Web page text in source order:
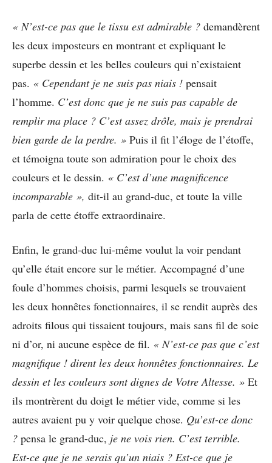
« N’est-ce pas que le tissu est admirable ? demandèrent
les deux imposteurs en montrant et expliquant le
superbe dessin et les belles couleurs qui n’existaient
pas. « Cependant je ne suis pas niais ! pensait
l’homme. C’est donc que je ne suis pas capable de
remplir ma place ? C’est assez drôle, mais je prendrai
bien garde de la perdre. » Puis il fit l’éloge de l’étoffe,
et témoigna toute son admiration pour le choix des
couleurs et le dessin. « C’est d’une magnificence
incomparable », dit-il au grand-duc, et toute la ville
parla de cette étoffe extraordinaire.
Enfin, le grand-duc lui-même voulut la voir pendant
qu’elle était encore sur le métier. Accompagné d’une
foule d’hommes choisis, parmi lesquels se trouvaient
les deux honnêtes fonctionnaires, il se rendit auprès des
adroits filous qui tissaient toujours, mais sans fil de soie
ni d’or, ni aucune espèce de fil. « N’est-ce pas que c’est
magnifique ! dirent les deux honnêtes fonctionnaires. Le
dessin et les couleurs sont dignes de Votre Altesse. » Et
ils montrèrent du doigt le métier vide, comme si les
autres avaient pu y voir quelque chose. Qu’est-ce donc
? pensa le grand-duc, je ne vois rien. C’est terrible.
Est-ce que je ne serais qu’un niais ? Est-ce que je